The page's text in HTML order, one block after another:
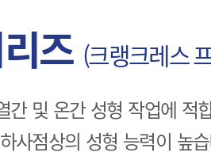
즈 (크랭크레스
간 및 온간 성형 작업에 적
사점상의 성형 능력이 높